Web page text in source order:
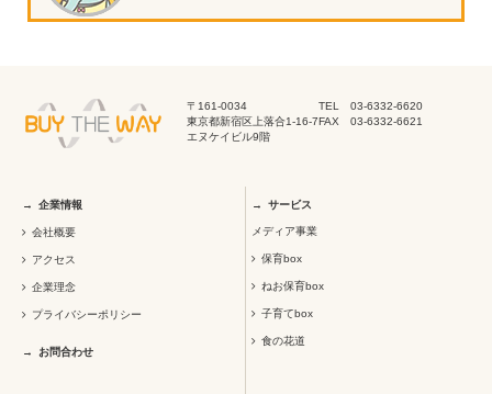
〒161-0034
東京都新宿区上落合1-16-7
エヌケイビル9階
TEL 03-6332-6620
FAX 03-6332-6621
企業情報
会社概要
アクセス
企業理念
プライバシーポリシー
お問合わせ
サービス
メディア事業
保育box
ねお保育box
子育てbox
食の花道